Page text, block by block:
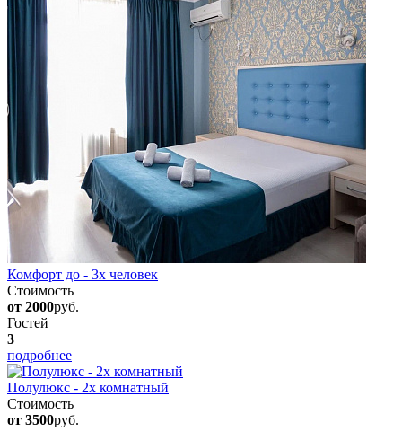
Комфорт до - 3х человек
Стоимость
от 2000руб.
Гостей
3
подробнее
Полулюкс - 2х комнатный
Стоимость
от 3500руб.